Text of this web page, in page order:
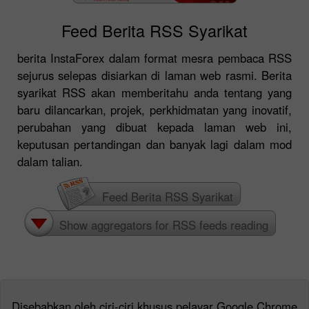
Feed Berita RSS Syarikat
berita InstaForex dalam format mesra pembaca RSS
sejurus selepas disiarkan di laman web rasmi. Berita
syarikat RSS akan memberitahu anda tentang yang
baru dilancarkan, projek, perkhidmatan yang inovatif,
perubahan yang dibuat kepada laman web ini,
keputusan pertandingan dan banyak lagi dalam mod
dalam talian.
Feed Berita RSS Syarikat
Show aggregators for RSS feeds reading